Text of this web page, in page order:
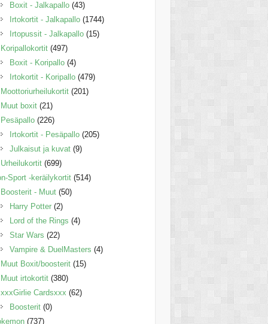
Boxit - Jalkapallo (43)
Irtokortit - Jalkapallo (1744)
Irtopussit - Jalkapallo (15)
Koripallokortit (497)
Boxit - Koripallo (4)
Irtokortit - Koripallo (479)
Moottoriurheilukortit (201)
Muut boxit (21)
Pesäpallo (226)
Irtokortit - Pesäpallo (205)
Julkaisut ja kuvat (9)
Urheilukortit (699)
Sport -keräilykortit (514)
Boosterit - Muut (50)
Harry Potter (2)
Lord of the Rings (4)
Star Wars (22)
Vampire & DuelMasters (4)
Muut Boxit/boosterit (15)
Muut irtokortit (380)
xxxGirlie Cardsxxx (62)
Boosterit (0)
(737)